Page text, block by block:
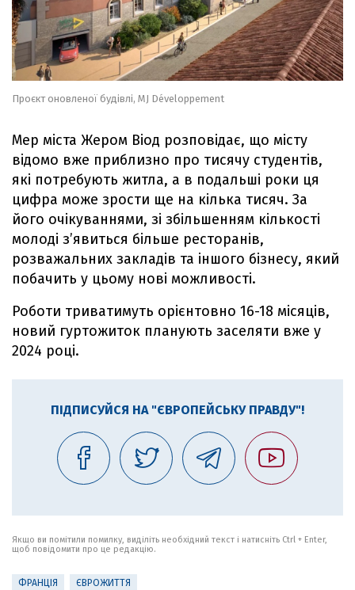
Проєкт оновленої будівлі, MJ Développement
Мер міста Жером Віод розповідає, що місту
відомо вже приблизно про тисячу студентів,
які потребують житла, а в подальші роки ця
цифра може зрости ще на кілька тисяч. За
його очікуваннями, зі збільшенням кількості
молоді з’явиться більше ресторанів,
розважальних закладів та іншого бізнесу, який
побачить у цьому нові можливості.
Роботи триватимуть орієнтовно 16-18 місяців,
новий гуртожиток планують заселяти вже у
2024 році.
ПІДПИСУЙСЯ НА "ЄВРОПЕЙСЬКУ ПРАВДУ"!
Якщо ви помітили помилку, виділіть необхідний текст і натисніть Ctrl + Enter,
щоб повідомити про це редакцію.
ФРАНЦІЯ ЄВРОЖИТТЯ